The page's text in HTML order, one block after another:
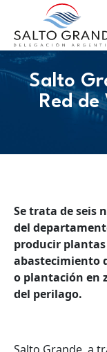
Salto
Red
Se trata de seis
del
producir
abastecimiento
o plantación en
del perilago.